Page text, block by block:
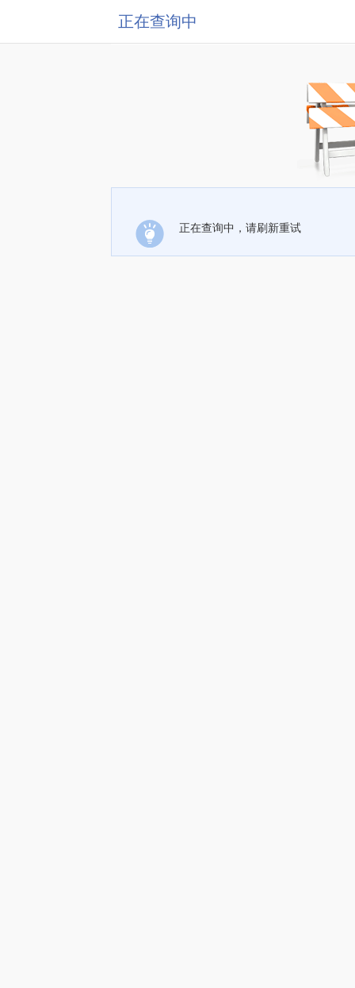
正在查询中
正在查询中，请刷新重试